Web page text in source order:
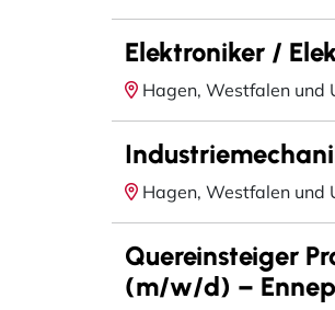
Elektroniker /
Hagen, Westfalen und
Hagen, Westfalen und
Quereinsteiger
(m/w/d) –